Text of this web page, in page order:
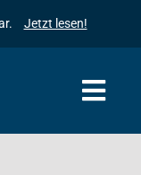
Jetzt lesen!